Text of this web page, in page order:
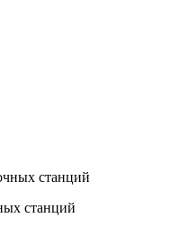
станций